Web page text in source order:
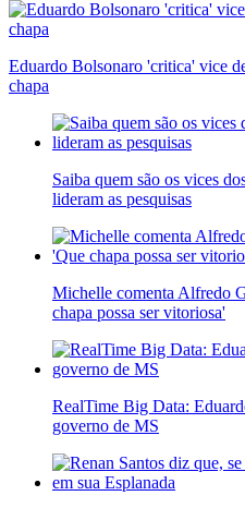
Eduardo Bolsonaro 'critica' vice
chapa
Saiba quem são os vices
lideram as pesquisas
Michelle comenta Alfredo
chapa possa ser vitoriosa'
RealTime Big Data:
governo de MS